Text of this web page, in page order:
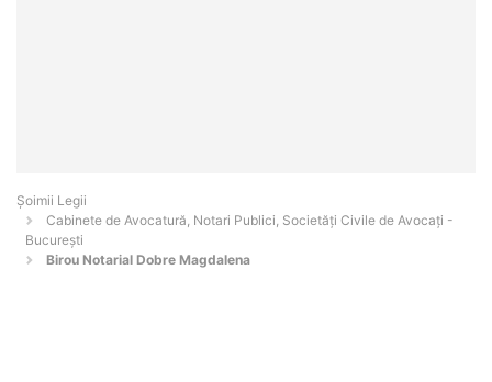
Șoimii Legii
Cabinete de Avocatură, Notari Publici, Societăți Civile de Avocați -
Bucureşti
Birou Notarial Dobre Magdalena